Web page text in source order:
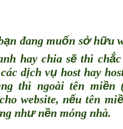
ạn đang muốn sởhữu
hay chia sẽ thì chắ
các dịch vụ host hay
ng thì ngoài tên miền
website, nếu tên miề
nhưnền móng nhà.